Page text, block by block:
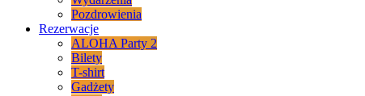
Pozdrowienia
Rezerwacje
ALOHA Party 2
Bilety
T-shirt
Gadżety